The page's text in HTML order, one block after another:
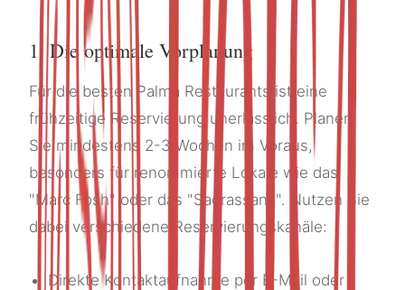
1. Die optimale Vorplanung
Für die besten Palma Restaurants ist eine
frühzeitige Reservierung unerlässlich. Planen
Sie mindestens 2-3 Wochen im Voraus,
besonders für renommierte Lokale wie das
"Marc Fosh" oder das "Sadrassana". Nutzen Sie
dabei verschiedene Reservierungskanäle:
Direkte Kontaktaufnahme per E-Mail oder